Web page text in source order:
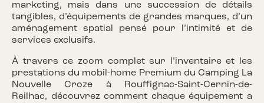
marketing, mais dans une succession de détails
tangibles, d’équipements de grandes marques, d’un
aménagement spatial pensé pour l’intimité et de
services exclusifs.
À travers ce zoom complet sur l’inventaire et les
prestations du mobil-home Premium du Camping La
Nouvelle Croze à Rouffignac-Saint-Cernin-de-
Reilhac, découvrez comment chaque équipement a